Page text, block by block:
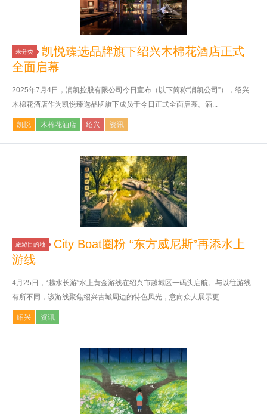
未分类
凯悦臻选品牌旗下绍兴木棉花酒店正式
全面启幕
2025年7月4日，润凯控股有限公司今日宣布（以下简称“润凯公司”），绍兴
木棉花酒店作为凯悦臻选品牌旗下成员于今日正式全面启幕。酒...
凯悦 木棉花酒店 绍兴 资讯
旅游目的地
City Boat圈粉 “东方威尼斯”再添水上
游线
4月25日，“越水长游”水上黄金游线在绍兴市越城区一码头启航。与以往游线
有所不同，该游线聚焦绍兴古城周边的特色风光，意向众人展示更...
绍兴 资讯